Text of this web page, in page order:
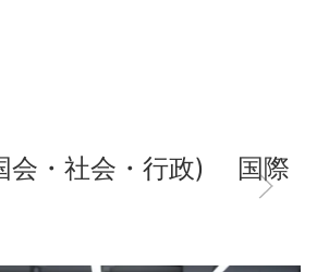
会・社会・行政) 国際